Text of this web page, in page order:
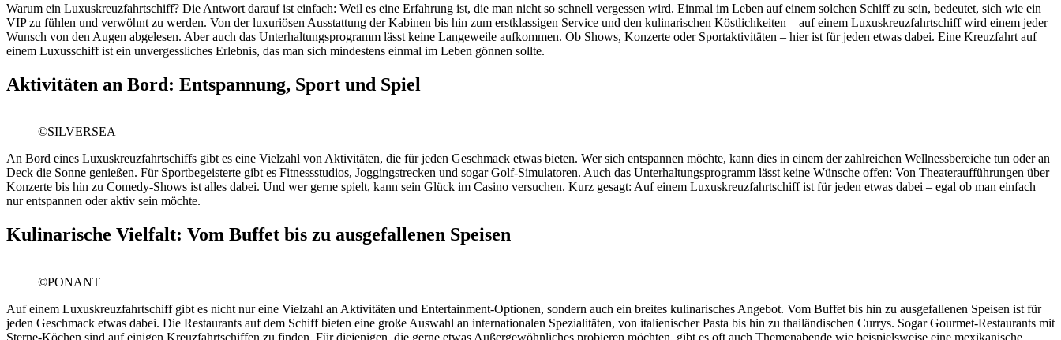
Warum ein Luxuskreuzfahrtschiff? Die Antwort darauf ist einfach: Weil es eine Erfahrung ist, die man nicht so schnell vergessen wird. Einmal im Leben auf einem solchen Schiff zu sein, bedeutet, sich wie ein
VIP zu fühlen und verwöhnt zu werden. Von der luxuriösen Ausstattung der Kabinen bis hin zum erstklassigen Service und den kulinarischen Köstlichkeiten – auf einem Luxuskreuzfahrtschiff wird einem jeder
Wunsch von den Augen abgelesen. Aber auch das Unterhaltungsprogramm lässt keine Langeweile aufkommen. Ob Shows, Konzerte oder Sportaktivitäten – hier ist für jeden etwas dabei. Eine Kreuzfahrt auf
einem Luxusschiff ist ein unvergessliches Erlebnis, das man sich mindestens einmal im Leben gönnen sollte.
Aktivitäten an Bord: Entspannung, Sport und Spiel
©SILVERSEA
An Bord eines Luxuskreuzfahrtschiffs gibt es eine Vielzahl von Aktivitäten, die für jeden Geschmack etwas bieten. Wer sich entspannen möchte, kann dies in einem der zahlreichen Wellnessbereiche tun oder an
Deck die Sonne genießen. Für Sportbegeisterte gibt es Fitnessstudios, Joggingstrecken und sogar Golf-Simulatoren. Auch das Unterhaltungsprogramm lässt keine Wünsche offen: Von Theateraufführungen über
Konzerte bis hin zu Comedy-Shows ist alles dabei. Und wer gerne spielt, kann sein Glück im Casino versuchen. Kurz gesagt: Auf einem Luxuskreuzfahrtschiff ist für jeden etwas dabei – egal ob man einfach
nur entspannen oder aktiv sein möchte.
Kulinarische Vielfalt: Vom Buffet bis zu ausgefallenen Speisen
©PONANT
Auf einem Luxuskreuzfahrtschiff gibt es nicht nur eine Vielzahl an Aktivitäten und Entertainment-Optionen, sondern auch ein breites kulinarisches Angebot. Vom Buffet bis hin zu ausgefallenen Speisen ist für
jeden Geschmack etwas dabei. Die Restaurants auf dem Schiff bieten eine große Auswahl an internationalen Spezialitäten, von italienischer Pasta bis hin zu thailändischen Currys. Sogar Gourmet-Restaurants mit